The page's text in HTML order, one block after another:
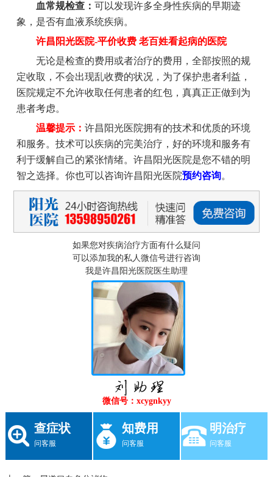
血常规检查： 可以发现许多全身性疾病的早期迹
象，是否有血液系统疾病。
许昌阳光医院-平价收费 老百姓看起病的医院
无论是检查的费用或者治疗的费用，全部按照的规
定收取，不会出现乱收费的状况，为了保护患者利益，
医院规定不允许收取任何患者的红包，真真正正做到为
患者考虑。
温馨提示： 许昌阳光医院拥有的技术和优质的环境
和服务。技术可以疾病的完美治疗，好的环境和服务有
利于缓解自己的紧张情绪。许昌阳光医院是您不错的明
智之选择。你也可以咨询许昌阳光医院预约咨询。
如果您对疾病治疗方面有什么疑问
可以添加我的私人微信号进行咨询
我是许昌阳光医院医生助理
微信号：xcygnkyy
查症状
问客服
知费用
问客服
明治疗
问客服